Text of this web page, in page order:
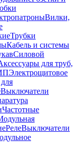
Вилки,
Трубки
Кабель и системы
Силовой
для труб,
Электрощитовое
Выключатели
Частотные
РелеВыключатели